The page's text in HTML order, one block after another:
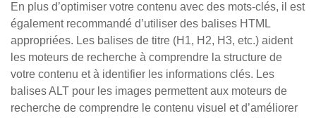
En plus d’optimiser votre contenu avec des mots-clés, il est
également recommandé d’utiliser des balises HTML
appropriées. Les balises de titre (H1, H2, H3, etc.) aident
les moteurs de recherche à comprendre la structure de
votre contenu et à identifier les informations clés. Les
balises ALT pour les images permettent aux moteurs de
recherche de comprendre le contenu visuel et d’améliorer